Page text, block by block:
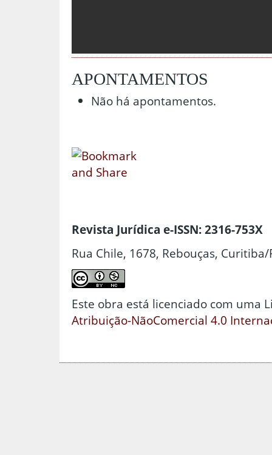
APONTAMENTOS
Não há apontamentos.
Revista Jurídica e-ISSN: 2316-753X
Rua Chile, 1678, Rebouças, Curitiba/
Este obra está licenciado com uma
Atribuição-NãoComercial 4.0